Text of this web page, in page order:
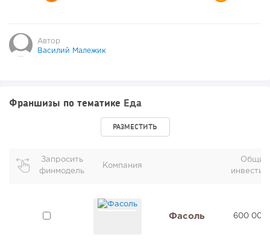
Автор
Василий Малежик
Франшизы по тематике Еда
РАЗМЕСТИТЬ
Запросить
финмодель
Компания
Общие
Фасоль 600 000